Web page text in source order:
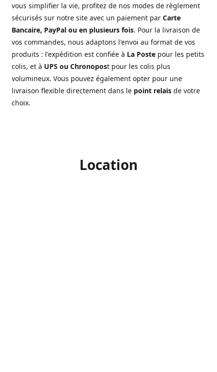
vous simplifier la vie, profitez de nos modes de règlement
sécurisés sur notre site avec un paiement par Carte
Bancaire, PayPal ou en plusieurs fois. Pour la livraison de
vos commandes, nous adaptons l'envoi au format de vos
produits : l'expédition est confiée à La Poste pour les petits
colis, et à UPS ou Chronopost pour les colis plus
volumineux. Vous pouvez également opter pour une
livraison flexible directement dans le point relais de votre
choix.
Location